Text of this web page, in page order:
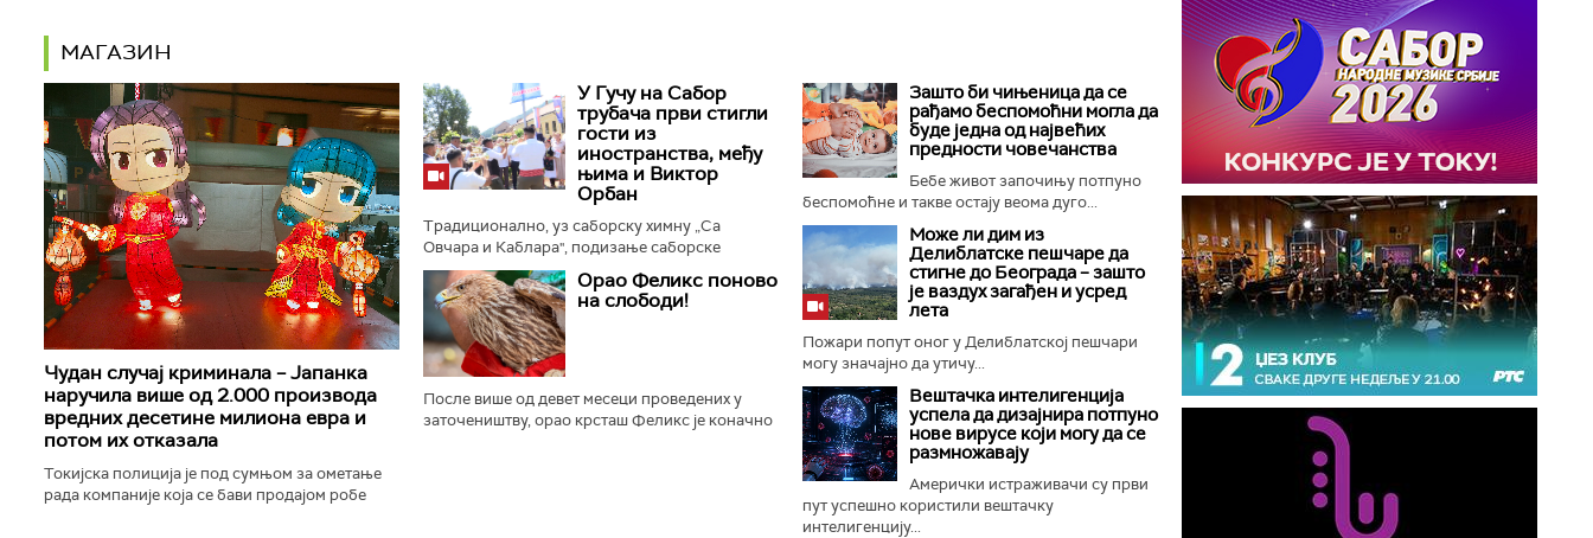
МАГАЗИН
Чудан случај криминала – Јапанка
наручила више од 2.000 производа
вредних десетине милиона евра и
потом их отказала
Токијска полиција је под сумњом за ометање
рада компаније која се бави продајом робе
У Гучу на Сабор
трубача први стигли
гости из
иностранства, међу
њима и Виктор
Орбан
Традиционално, уз саборску химну „Са
Овчара и Каблара", подизање саборске
заставе и пуцање прангија крај Споменика
трубачу, у Гучи је отворен 65. Драгачевски...
Орао Феликс поново
на слободи!
После више од девет месеци проведених у
заточеништву, орао крсташ Феликс је коначно
Зашто би чињеница да се
рађамо беспомоћни могла да
буде једна од највећих
предности човечанства
Бебе живот започињу потпуно
беспомоћне и такве остају веома дуго...
Може ли дим из
Делиблатске пешчаре да
стигне до Београда – зашто
је ваздух загађен и усред
лета
Пожари попут оног у Делиблатској пешчари
могу значајно да утичу...
Вештачка интелигенција
успела да дизајнира потпуно
нове вирусе који могу да се
размножавају
Амерички истраживачи су први
пут успешно користили вештачку
интелигенцију...